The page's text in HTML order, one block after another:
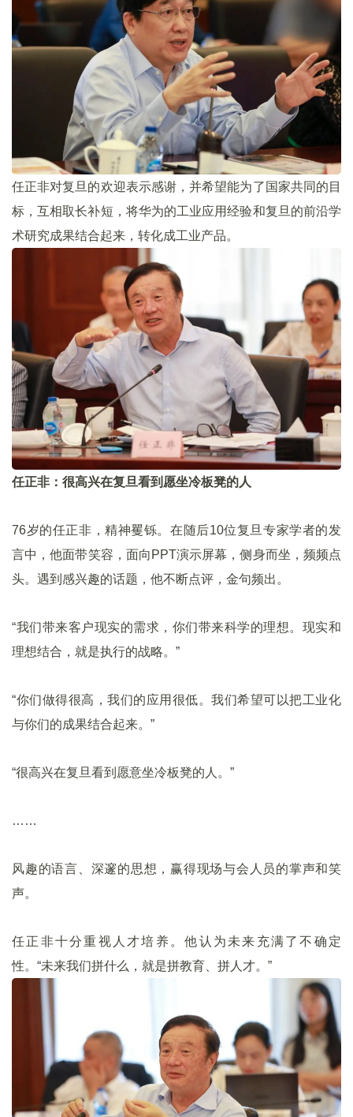
任正非对复旦的欢迎表示感谢，并希望能为了国家共同的目
标，互相取长补短，将华为的工业应用经验和复旦的前沿学
术研究成果结合起来，转化成工业产品。
任正非：很高兴在复旦看到愿坐冷板凳的人
76岁的任正非，精神矍铄。在随后10位复旦专家学者的发
言中，他面带笑容，面向PPT演示屏幕，侧身而坐，频频点
头。遇到感兴趣的话题，他不断点评，金句频出。
“我们带来客户现实的需求，你们带来科学的理想。现实和
理想结合，就是执行的战略。”
“你们做得很高，我们的应用很低。我们希望可以把工业化
与你们的成果结合起来。”
“很高兴在复旦看到愿意坐冷板凳的人。”
……
风趣的语言、深邃的思想，赢得现场与会人员的掌声和笑
声。
任正非十分重视人才培养。他认为未来充满了不确定
性。“未来我们拼什么，就是拼教育、拼人才。”